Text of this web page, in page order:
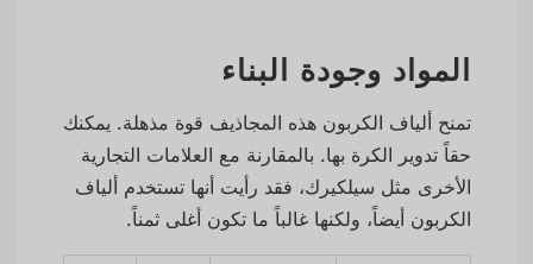
المواد وجودة البناء
تمنح ألياف الكربون هذه المجاذيف قوة مذهلة. يمكنك
حقاً تدوير الكرة بها. بالمقارنة مع العلامات التجارية
الأخرى مثل سيلكيرك، فقد رأيت أنها تستخدم ألياف
الكربون أيضاً، ولكنها غالباً ما تكون أغلى ثمناً.